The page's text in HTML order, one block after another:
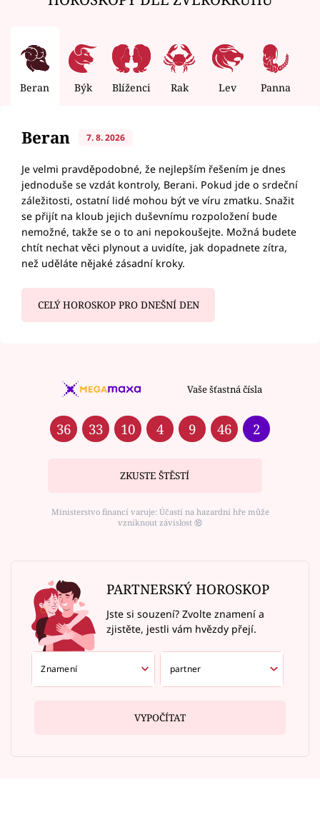
Beran Býk Blíženci Rak Lev Panna
Beran 7. 8. 2026
Je velmi pravděpodobné, že nejlepším řešením je dnes
jednoduše se vzdát kontroly, Berani. Pokud jde o srdeční
záležitosti, ostatní lidé mohou být ve víru zmatku. Snažit
se přijít na kloub jejich duševnímu rozpoložení bude
nemožné, takže se o to ani nepokoušejte. Možná budete
chtít nechat věci plynout a uvidíte, jak dopadnete zítra,
než uděláte nějaké zásadní kroky.
CELÝ HOROSKOP PRO DNEŠNÍ DEN
Vaše šťastná čísla
36 33 10 4 9 46 2
ZKUSTE ŠTĚSTÍ
Ministerstvo financí varuje: Účastí na hazardní hře může
vzniknout závislost ⑱
PARTNERSKÝ HOROSKOP
Jste si souzení? Zvolte znamení a
zjistěte, jestli vám hvězdy přejí.
VYPOČÍTAT